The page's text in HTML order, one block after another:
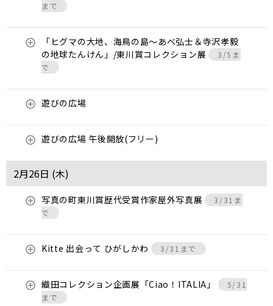
まで
「ヒグマの大地、海鳥の島～あべ弘士＆寺沢孝毅
の地球たんけん」/東川賞コレクション展
3/5ま
で
遊びの広場
遊びの広場 午後開放(フリー)
2月26日 (木)
写真の町東川賞歴代受賞作家屋外写真展
3/31ま
で
Kitte 出会って ひがしかわ 3/31まで
織田コレクション企画展「Ciao！ITALIA」
5/31
まで